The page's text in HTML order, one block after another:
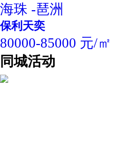
海珠 -琶洲
保利天奕
80000-85000 元/㎡
同城活动